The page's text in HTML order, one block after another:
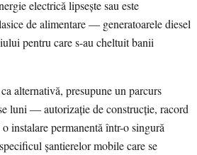
electrică lipsește sau este
de alimentare — generatoarele diesel
pentru care s-au cheltuit banii
alternativă, presupune un parcurs
luni — autorizație de construcție, racord
permanentă într-o singură
șantierelor mobile care se